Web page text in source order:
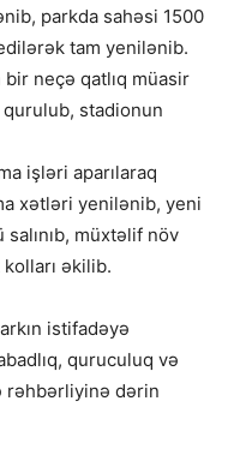
parkda sahəsi 1500
tam yenilənib.
neçə qatlıq müasir
stadionun
işləri aparılaraq
xətləri yenilənib, yeni
salınıb, müxtəlif növ
əkilib.
istifadəyə
quruculuq və
rəhbərliyinə dərin